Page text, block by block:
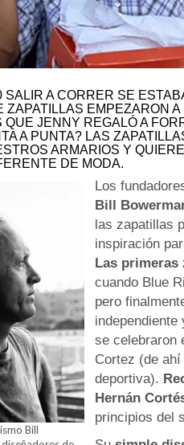
SALIR A CORRER SE
ZAPATILLAS EMPEZARON
QUE JENNY REGALÓ A
A PUNTA? LAS
ARMARIOS Y
DE MODA.
Bill
Los
Bill
las zapatillas
inspiración
Las primeras
cuando Blue
pero
se celebraron
Cortez (de
deportiva).
Hernán
principios del